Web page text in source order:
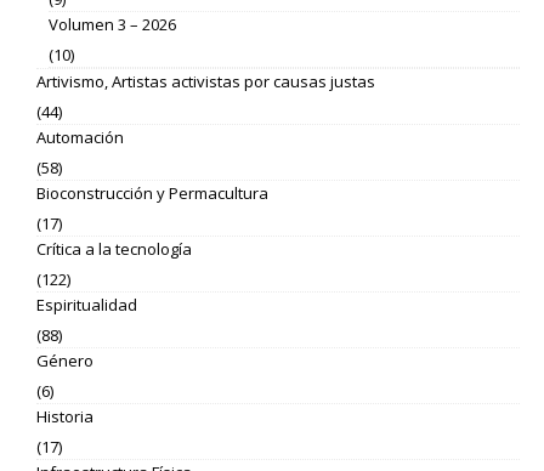
Volumen 3 – 2026
(10)
Artivismo, Artistas activistas por causas justas
(44)
Automación
(58)
Bioconstrucción y Permacultura
(17)
Crítica a la tecnología
(122)
Espiritualidad
(88)
Género
(6)
Historia
(17)